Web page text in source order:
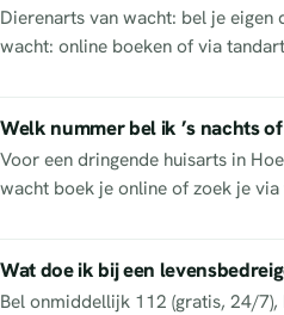
Dierenarts van wacht: bel je
wacht: online boeken of via
Welk nummer bel ik ’s nachts
Voor een dringende huisarts in
wacht boek je online of zoek je
Wat doe ik bij een
Bel onmiddellijk 112 (gratis, 24/